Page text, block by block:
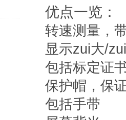
优点一览：
转速测量，
显示zui大/
包括标定证
保护帽，保
包括手带